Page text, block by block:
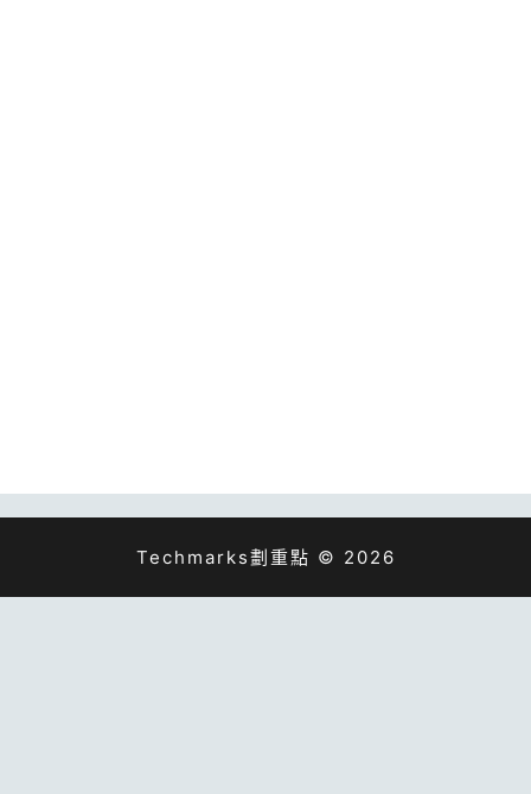
Techmarks劃重點 © 2026